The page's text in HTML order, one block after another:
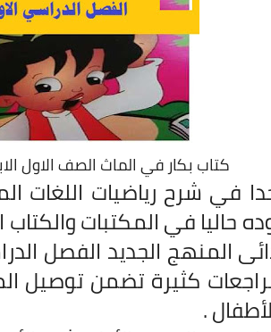
كتاب بكار في الماث الصف الاول
حاليا في المكتبات
المنهج الجديد الفصل
كثيرة تضمن
.